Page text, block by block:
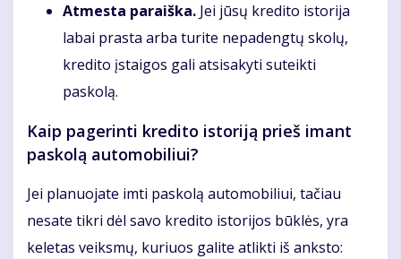
Atmesta paraiška. Jei jūsų kredito istorija
labai prasta arba turite nepadengtų skolų,
kredito įstaigos gali atsisakyti suteikti
paskolą.
Kaip pagerinti kredito istoriją prieš imant
paskolą automobiliui?
Jei planuojate imti paskolą automobiliui, tačiau
nesate tikri dėl savo kredito istorijos būklės, yra
keletas veiksmų, kuriuos galite atlikti iš anksto: